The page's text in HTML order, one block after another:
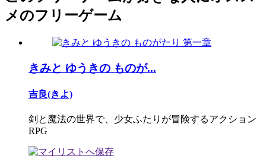
メのフリーゲーム
きみと ゆうきの ものが...
吉良(きよ)
剣と魔法の世界で、少女ふたりが冒険するアクション
RPG